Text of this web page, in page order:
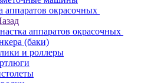
аппаратов окрасочных
аппаратов окрасочных
(баки)
и роллеры